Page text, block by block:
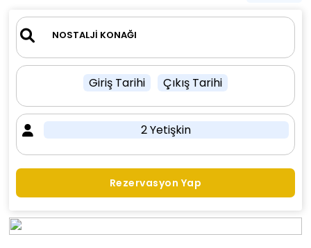
Giriş Tarihi Çıkış Tarihi
2 Yetişkin
Rezervasyon Yap